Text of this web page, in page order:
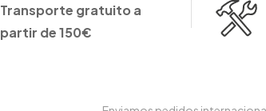
Transporte gratuito a
partir de 150€